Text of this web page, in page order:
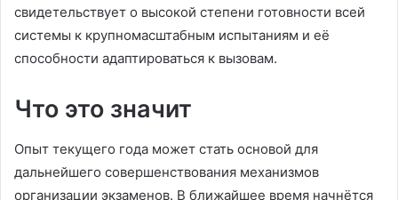
свидетельствует о высокой степени готовности всей
системы к крупномасштабным испытаниям и её
способности адаптироваться к вызовам.
Что это значит
Опыт текущего года может стать основой для
дальнейшего совершенствования механизмов
организации экзаменов. В ближайшее время начнётся